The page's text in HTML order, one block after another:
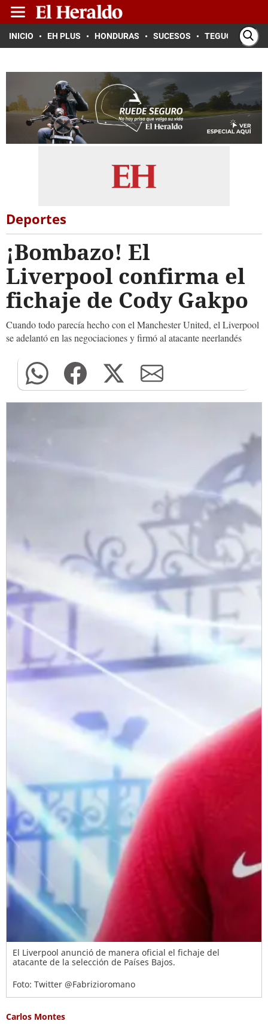
INICIO EH PLUS HONDURAS SUCESOS TEGUCIGALPA
Deportes
¡Bombazo! El
Liverpool confirma el
fichaje de Cody Gakpo
Cuando todo parecía hecho con el Manchester United, el Liverpool
se adelantó en las negociaciones y firmó al atacante neerlandés
El Liverpool anunció de manera oficial el fichaje del
atacante de la selección de Países Bajos.
Foto: Twitter @Fabrizioromano
Carlos Montes